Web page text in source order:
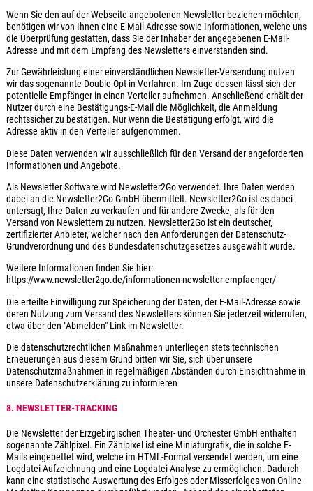
Wenn Sie den auf der Webseite angebotenen Newsletter beziehen möchten,
benötigen wir von Ihnen eine E-Mail-Adresse sowie Informationen, welche uns
die Überprüfung gestatten, dass Sie der Inhaber der angegebenen E-Mail-
Adresse und mit dem Empfang des Newsletters einverstanden sind.
Zur Gewährleistung einer einverständlichen Newsletter-Versendung nutzen
wir das sogenannte Double-Opt-in-Verfahren. Im Zuge dessen lässt sich der
potentielle Empfänger in einen Verteiler aufnehmen. Anschließend erhält der
Nutzer durch eine Bestätigungs-E-Mail die Möglichkeit, die Anmeldung
rechtssicher zu bestätigen. Nur wenn die Bestätigung erfolgt, wird die
Adresse aktiv in den Verteiler aufgenommen.
Diese Daten verwenden wir ausschließlich für den Versand der angeforderten
Informationen und Angebote.
Als Newsletter Software wird Newsletter2Go verwendet. Ihre Daten werden
dabei an die Newsletter2Go GmbH übermittelt. Newsletter2Go ist es dabei
untersagt, Ihre Daten zu verkaufen und für andere Zwecke, als für den
Versand von Newslettern zu nutzen. Newsletter2Go ist ein deutscher,
zertifizierter Anbieter, welcher nach den Anforderungen der Datenschutz-
Grundverordnung und des Bundesdatenschutzgesetzes ausgewählt wurde.
Weitere Informationen finden Sie hier:
https://www.newsletter2go.de/informationen-newsletter-empfaenger/
Die erteilte Einwilligung zur Speicherung der Daten, der E-Mail-Adresse sowie
deren Nutzung zum Versand des Newsletters können Sie jederzeit widerrufen,
etwa über den "Abmelden"-Link im Newsletter.
Die datenschutzrechtlichen Maßnahmen unterliegen stets technischen
Erneuerungen aus diesem Grund bitten wir Sie, sich über unsere
Datenschutzmaßnahmen in regelmäßigen Abständen durch Einsichtnahme in
unsere Datenschutzerklärung zu informieren
8. NEWSLETTER-TRACKING
Die Newsletter der Erzgebirgischen Theater- und Orchester GmbH enthalten
sogenannte Zählpixel. Ein Zählpixel ist eine Miniaturgrafik, die in solche E-
Mails eingebettet wird, welche im HTML-Format versendet werden, um eine
Logdatei-Aufzeichnung und eine Logdatei-Analyse zu ermöglichen. Dadurch
kann eine statistische Auswertung des Erfolges oder Misserfolges von Online-